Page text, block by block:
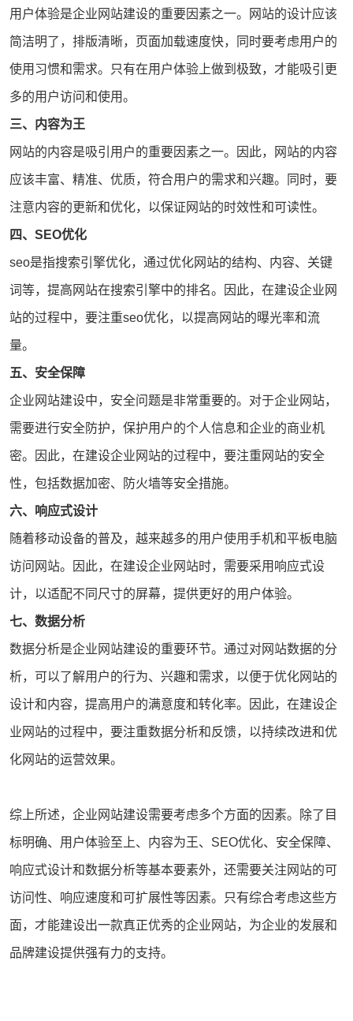
用户体验是企业网站建设的重要因素之一。网站的设计应该
简洁明了，排版清晰，页面加载速度快，同时要考虑用户的
使用习惯和需求。只有在用户体验上做到极致，才能吸引更
多的用户访问和使用。
三、内容为王
网站的内容是吸引用户的重要因素之一。因此，网站的内容
应该丰富、精准、优质，符合用户的需求和兴趣。同时，要
注意内容的更新和优化，以保证网站的时效性和可读性。
四、 SEO优化
seo是指搜索引擎优化，通过优化网站的结构、内容、关键
词等，提高网站在搜索引擎中的排名。因此，在建设企业网
站的过程中，要注重seo优化，以提高网站的曝光率和流
量。
五、安全保障
企业网站建设中，安全问题是非常重要的。对于企业网站，
需要进行安全防护，保护用户的个人信息和企业的商业机
密。因此，在建设企业网站的过程中，要注重网站的安全
性，包括数据加密、防火墙等安全措施。
六、响应式设计
随着移动设备的普及，越来越多的用户使用手机和平板电脑
访问网站。因此，在建设企业网站时，需要采用响应式设
计，以适配不同尺寸的屏幕，提供更好的用户体验。
七、数据分析
数据分析是企业网站建设的重要环节。通过对网站数据的分
析，可以了解用户的行为、兴趣和需求，以便于优化网站的
设计和内容，提高用户的满意度和转化率。因此，在建设企
业网站的过程中，要注重数据分析和反馈，以持续改进和优
化网站的运营效果。
综上所述，企业网站建设需要考虑多个方面的因素。除了目
标明确、用户体验至上、内容为王、SEO优化、安全保障、
响应式设计和数据分析等基本要素外，还需要关注网站的可
访问性、响应速度和可扩展性等因素。只有综合考虑这些方
面，才能建设出一款真正优秀的企业网站，为企业的发展和
品牌建设提供强有力的支持。